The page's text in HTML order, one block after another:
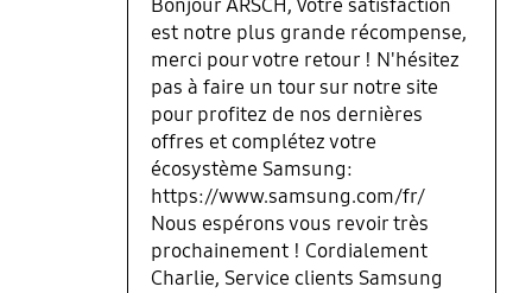
Bonjour ARSCH, Votre satisfaction
est notre plus grande récompense,
merci pour votre retour ! N'hésitez
pas à faire un tour sur notre site
pour profitez de nos dernières
offres et complétez votre
écosystème Samsung:
https://www.samsung.com/fr/
Nous espérons vous revoir très
prochainement ! Cordialement
Charlie, Service clients Samsung